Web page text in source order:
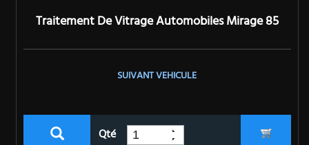
Traitement De Vitrage Automobiles Mirage 85
SUIVANT VEHICULE
Qté